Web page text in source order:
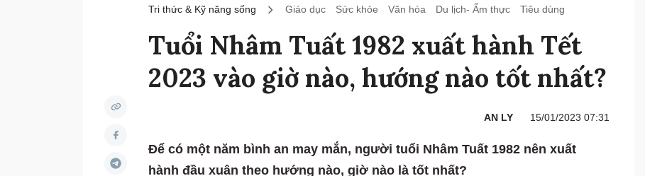
Tri thức & Kỹ năng sống Giáo dục Sức khỏe Văn hóa Du lịch- Ẩm thực Tiêu dùng
Tuổi Nhâm Tuất 1982 xuất hành Tết
2023 vào giờ nào, hướng nào tốt nhất?
AN LY 15/01/2023 07:31
Để có một năm bình an may mắn, người tuổi Nhâm Tuất 1982 nên xuất
hành đầu xuân theo hướng nào, giờ nào là tốt nhất?